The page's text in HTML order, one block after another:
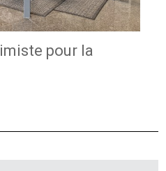
pour la